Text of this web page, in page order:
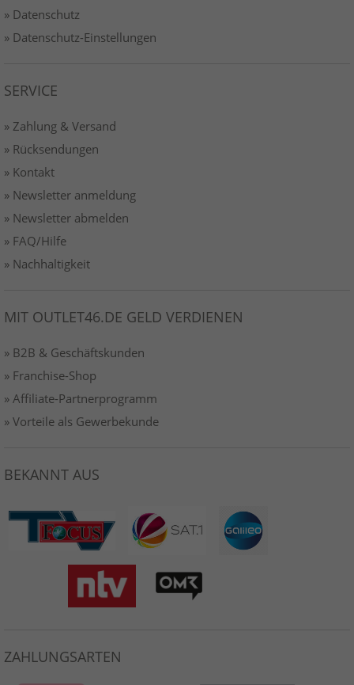
» Datenschutz
» Datenschutz-Einstellungen
SERVICE
» Zahlung & Versand
» Rücksendungen
» Kontakt
» Newsletter anmeldung
» Newsletter abmelden
» FAQ/Hilfe
» Nachhaltigkeit
MIT OUTLET46.DE GELD VERDIENEN
» B2B & Geschäftskunden
» Franchise-Shop
» Affiliate-Partnerprogramm
» Vorteile als Gewerbekunde
BEKANNT AUS
ZAHLUNGSARTEN